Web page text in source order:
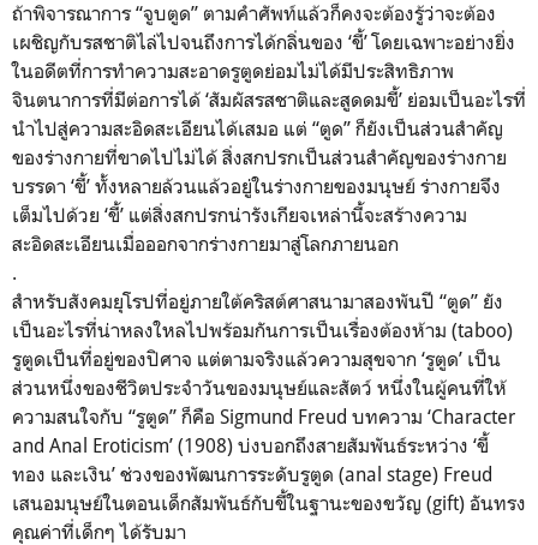
ถ้าพิจารณาการ “จูบตูด” ตามคำศัพท์แล้วก็คงจะต้องรู้ว่าจะต้อง
เผชิญกับรสชาติไล่ไปจนถึงการได้กลิ่นของ ‘ขี้’ โดยเฉพาะอย่างยิ่ง
ในอดีตที่การทำความสะอาดรูตูดย่อมไม่ได้มีประสิทธิภาพ
จินตนาการที่มีต่อการได้ ‘สัมผัสรสชาติและสูดดมขี้’ ย่อมเป็นอะไรที่
นำไปสู่ความสะอิดสะเอียนได้เสมอ แต่ “ตูด” ก็ยังเป็นส่วนสำคัญ
ของร่างกายที่ขาดไปไม่ได้ สิ่งสกปรกเป็นส่วนสำคัญของร่างกาย
บรรดา ‘ขี้’ ทั้งหลายล้วนแล้วอยู่ในร่างกายของมนุษย์ ร่างกายจึง
เต็มไปด้วย ‘ขี้’ แต่สิ่งสกปรกน่ารังเกียจเหล่านี้จะสร้างความ
สะอิดสะเอียนเมื่อออกจากร่างกายมาสู่โลกภายนอก
.
สำหรับสังคมยุโรปที่อยู่ภายใต้คริสต์ศาสนามาสองพันปี “ตูด” ยัง
เป็นอะไรที่น่าหลงใหลไปพร้อมกันการเป็นเรื่องต้องห้าม (taboo)
รูตูดเป็นที่อยู่ของปิศาจ แต่ตามจริงแล้วความสุขจาก ‘รูตูด’ เป็น
ส่วนหนึ่งของชีวิตประจำวันของมนุษย์และสัตว์ หนึ่งในผู้คนที่ให้
ความสนใจกับ “รูตูด” ก็คือ Sigmund Freud บทความ ‘Character
and Anal Eroticism’ (1908) บ่งบอกถึงสายสัมพันธ์ระหว่าง ‘ขี้
ทอง และเงิน’ ช่วงของพัฒนการระดับรูตูด (anal stage) Freud
เสนอมนุษย์ในตอนเด็กสัมพันธ์กับขี้ในฐานะของขวัญ (gift) อันทรง
คุณค่าที่เด็กๆ ได้รับมา